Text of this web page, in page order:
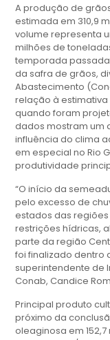
A produção de
estimada em 310,9
volume representa
milhões de
temporada
da safra de grãos,
Abastecimento
relação à
quando foram
dados mostram um
influência do clima
em especial no Rio
produtividade
“O início da
pelo excesso de
estados das regiões
restrições hídricas,
parte da região
foi finalizado dentro
superintendente de
Conab, Candice
Principal produto
próximo da
oleaginosa em